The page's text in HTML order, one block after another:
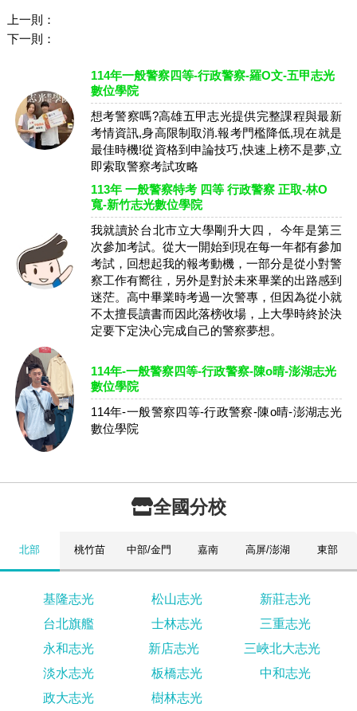
上一則：
下一則：
114年一般警察四等-行政警察-羅O文-五甲志光
數位學院
想考警察嗎?高雄五甲志光提供完整課程與最新
考情資訊,身高限制取消.報考門檻降低,現在就是
最佳時機!從資格到申論技巧,快速上榜不是夢,立
即索取警察考試攻略
113年 一般警察特考 四等 行政警察 正取-林O
寬-新竹志光數位學院
我就讀於台北市立大學剛升大四， 今年是第三
次參加考試。從大一開始到現在每一年都有參加
考試，回想起我的報考動機，一部分是從小對警
察工作有嚮往，另外是對於未來畢業的出路感到
迷茫。高中畢業時考過一次警專，但因為從小就
不太擅長讀書而因此落榜收場，上大學時終於決
定要下定決心完成自己的警察夢想。
114年-一般警察四等-行政警察-陳o晴-澎湖志光
數位學院
114年-一般警察四等-行政警察-陳o晴-澎湖志光
數位學院
全國分校
北部 桃竹苗 中部/金門 嘉南 高屏/澎湖 東部
基隆志光 松山志光
新莊志光
台北旗艦
士林志光
三重志光
永和志光
新店志光
三峽北大志光
淡水志光
板橋志光
中和志光
政大志光
樹林志光